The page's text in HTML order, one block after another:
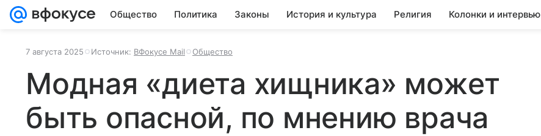
Общество Политика Законы История и культура Религия Колонки и интервью
7 августа 2025 Источник: ВФокусе Mail Общество
Модная «диета хищника» может
быть опасной, по мнению врача